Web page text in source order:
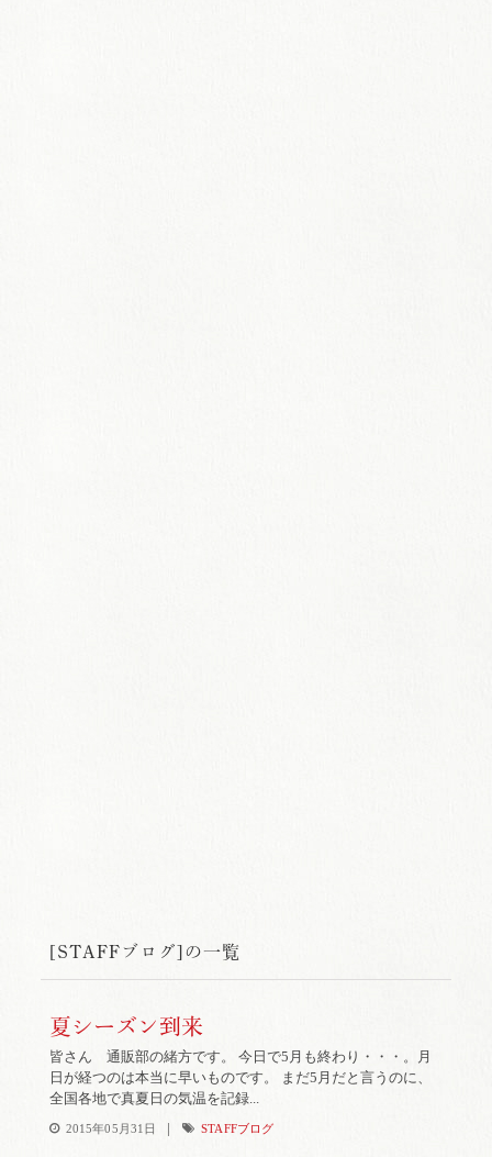
[STAFFブログ]の一覧
夏シーズン到来
皆さん 通販部の緒方です。 今日で5月も終わり・・・。月
日が経つのは本当に早いものです。 まだ5月だと言うのに、
全国各地で真夏日の気温を記録...
2015年05月31日 | STAFFブログ